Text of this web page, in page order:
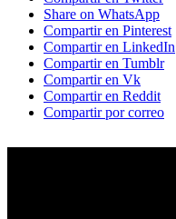
Share on WhatsApp
Compartir en Pinterest
Compartir en LinkedIn
Compartir en Tumblr
Compartir en Vk
Compartir en Reddit
Compartir por correo